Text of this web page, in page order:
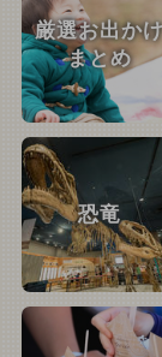
厳選お出かけ
まとめ
恐竜